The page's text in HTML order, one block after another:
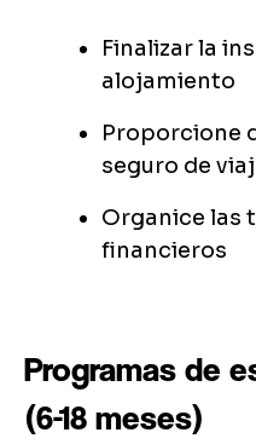
Finalizar la
alojamiento
Proporcione
seguro de
Organice las
financieros
Programas de
(6-18 meses)